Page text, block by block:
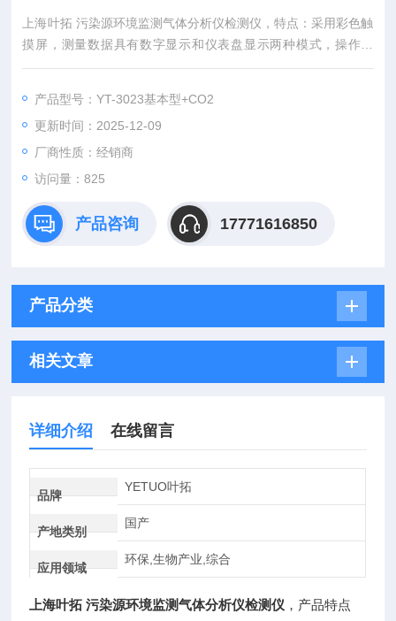
上海叶拓 污染源环境监测气体分析仪检测仪，特点：采用彩色触
摸屏，测量数据具有数字显示和仪表盘显示两种模式，操作简
单。采用高精度红外传感器，测量精度高、响应速度快、预热时
产品型号：YT-3023基本型+CO2
更新时间：2025-12-09
厂商性质：经销商
访问量：825
产品咨询 17771616850
产品分类
相关文章
详细介绍 在线留言
品牌
YETUO叶拓
产地类别
国产
应用领域
环保,生物产业,综合
上海叶拓 污染源环境监测气体分析仪检测仪 ，产品特点